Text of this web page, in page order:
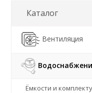
Каталог
Вентиляция
Ёмкости и